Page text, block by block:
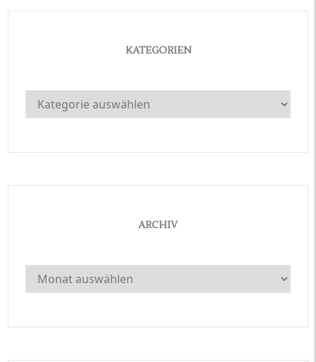
KATEGORIEN
Kategorien
ARCHIV
Archiv